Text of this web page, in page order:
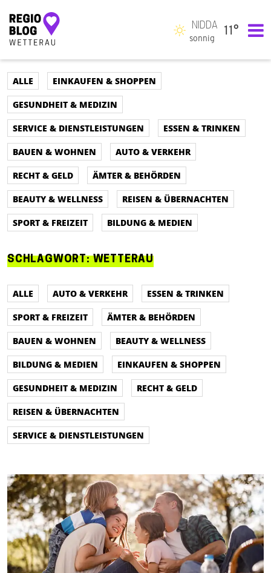
Hauptnavigation
NIDDA
sonnig
11°
ALLE
EINKAUFEN & SHOPPEN
GESUNDHEIT & MEDIZIN
SERVICE & DIENSTLEISTUNGEN
ESSEN & TRINKEN
BAUEN & WOHNEN
AUTO & VERKEHR
RECHT & GELD
ÄMTER & BEHÖRDEN
BEAUTY & WELLNESS
REISEN & ÜBERNACHTEN
SPORT & FREIZEIT
BILDUNG & MEDIEN
SCHLAGWORT:WETTERAU
ALLE AUTO & VERKEHR
ESSEN & TRINKEN
SPORT & FREIZEIT
ÄMTER & BEHÖRDEN
BAUEN & WOHNEN
BEAUTY & WELLNESS
BILDUNG & MEDIEN
EINKAUFEN & SHOPPEN
GESUNDHEIT & MEDIZIN
RECHT & GELD
REISEN & ÜBERNACHTEN
SERVICE & DIENSTLEISTUNGEN